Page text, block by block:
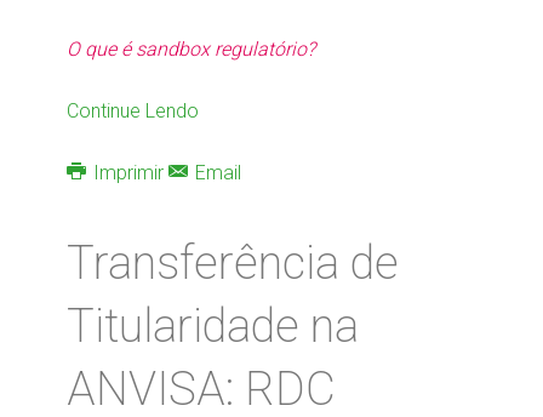
O que é sandbox regulatório?
Continue Lendo
Imprimir Email
Transferência de
Titularidade na
ANVISA: RDC